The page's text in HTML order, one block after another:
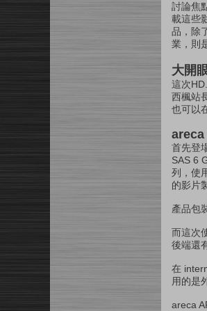
討論焦
載這些
品，除
業，則
大開
這次
西楓站
也可以
areca
首先登
SAS 6
列，使
的影片
產品包
而這次
後端還
在
用的是
areca